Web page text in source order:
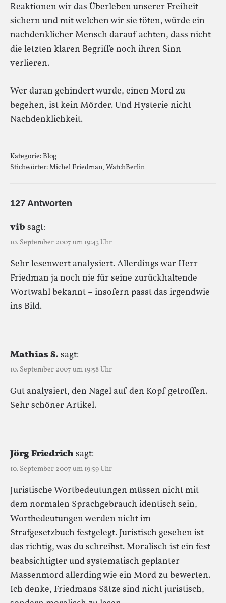
Reaktionen wir das Überleben unserer Freiheit
sichern und mit welchen wir sie töten, würde ein
nachdenklicher Mensch darauf achten, dass nicht
die letzten klaren Begriffe noch ihren Sinn
verlieren.
Wer daran gehindert wurde, einen Mord zu
begehen, ist kein Mörder. Und Hysterie nicht
Nachdenklichkeit.
Kategorie:Blog
Stichwörter:Michel Friedman, WatchBerlin
127 Antworten
vib sagt:
10. September 2007 um 19:43 Uhr
Sehr lesenwert analysiert. Allerdings war Herr
Friedman ja noch nie für seine zurückhaltende
Wortwahl bekannt – insofern passt das irgendwie
ins Bild.
Mathias S. sagt:
10. September 2007 um 19:58 Uhr
Gut analysiert, den Nagel auf den Kopf getroffen.
Sehr schöner Artikel.
Jörg Friedrich sagt:
10. September 2007 um 19:59 Uhr
Juristische Wortbedeutungen müssen nicht mit
dem normalen Sprachgebrauch identisch sein,
Wortbedeutungen werden nicht im
Strafgesetzbuch festgelegt. Juristisch gesehen ist
das richtig, was du schreibst. Moralisch ist ein fest
beabsichtigter und systematisch geplanter
Massenmord allerding wie ein Mord zu bewerten.
Ich denke, Friedmans Sätze sind nicht juristisch,